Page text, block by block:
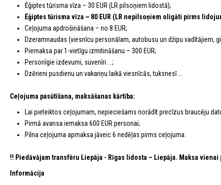
Ēģiptes tūrisma vīza – 30 EUR (LR pilsoņiem lidostā);
Ēģiptes tūrisma vīza ~ 80 EUR (LR nepilsoņiem oligāti pirms
Ceļojuma apdrošināšana – no 8 EUR;
Dzeramnaudas (viesnīcu personālam, autobusu un džipu vadītājiem,
Piemaksa par 1-vietīgu izmitināšanu – 300 EUR;
Personīgie izdevumi, suvenīri ...;
Dzērieni pusdienu un vakariņu laikā viesnīcās, tuksnesī ...
Ceļojuma pasūtīšana, maksāšanas kārtība:
Lai pieteiktos ceļojumam, nepieciešams norādīt precīzus braucēju
Pirmā avansa iemaksa 600 EUR personai;
Pilna ceļojuma apmaksa jāveic 6 nedēļas pirms ceļojuma.
!! Piedāvājam transfēru Liepāja - Rīgas lidosta – Liepāja. Maksa
Informācija